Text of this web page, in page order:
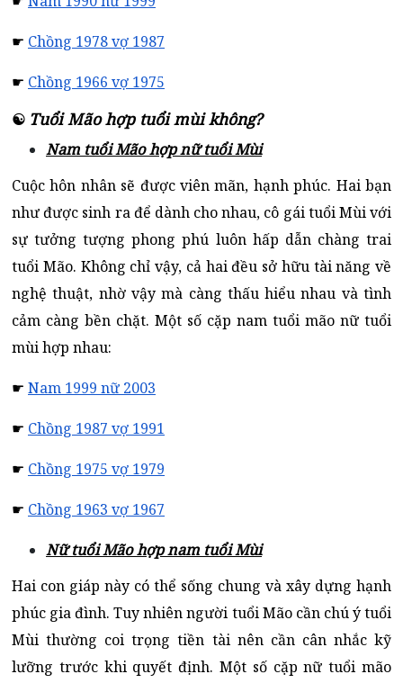
☛ Chồng 1978 vợ 1987
☛ Chồng 1966 vợ 1975
☯ Tuổi Mão hợp tuổi mùi không?
Nam tuổi Mão hợp nữ tuổi Mùi
Cuộc hôn nhân sẽ được viên mãn, hạnh phúc. Hai bạn
như được sinh ra để dành cho nhau, cô gái tuổi Mùi với
sự tưởng tượng phong phú luôn hấp dẫn chàng trai
tuổi Mão. Không chỉ vậy, cả hai đều sở hữu tài năng về
nghệ thuật, nhờ vậy mà càng thấu hiểu nhau và tình
cảm càng bền chặt. Một số cặp nam tuổi mão nữ tuổi
mùi hợp nhau:
☛ Nam 1999 nữ 2003
☛ Chồng 1987 vợ 1991
☛ Chồng 1975 vợ 1979
☛ Chồng 1963 vợ 1967
Nữ tuổi Mão hợp nam tuổi Mùi
Hai con giáp này có thể sống chung và xây dựng hạnh
phúc gia đình. Tuy nhiên người tuổi Mão cần chú ý tuổi
Mùi thường coi trọng tiền tài nên cần cân nhắc kỹ
lưỡng trước khi quyết định. Một số cặp nữ tuổi mão